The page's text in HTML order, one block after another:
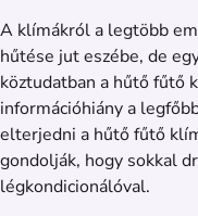
A klímákról a legtöbb
hűtése jut eszébe, de
köztudatban a hűtő fűtő
információhiány a
elterjedni a hűtő fűtő
gondolják, hogy sokkal
légkondicionálóval.